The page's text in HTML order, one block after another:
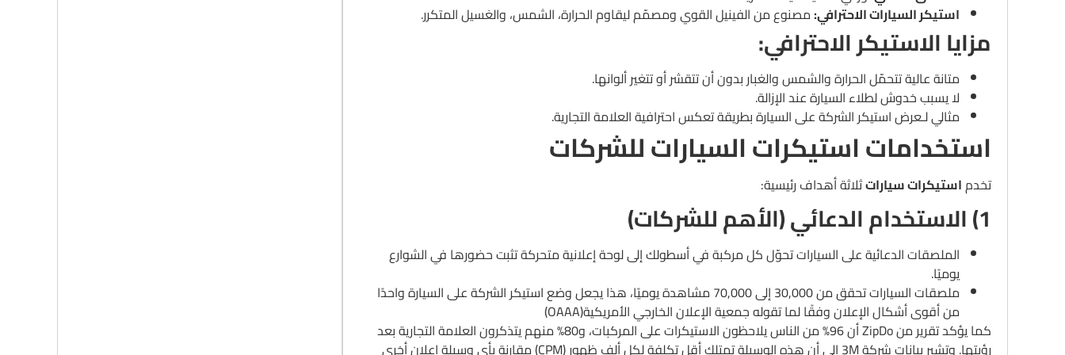
استيكر السيارات الاحترافي:مصنوع من الفينيل القوي ومصمّم ليقاوم الحرارة، الشمس، والغسيل المتكرر.
مزايا الاستيكر الاحترافي:
متانة عالية تتحمّل الحرارة والشمس والغبار بدون أن تتقشر أو تتغير ألوانها.
لا يسبب خدوش لطلاء السيارة عند الإزالة.
مثالي لـعرض استيكر الشركة على السيارة بطريقة تعكس احترافية العلامة التجارية.
استخدامات استيكرات السيارات للشركات
تخدماستيكرات سياراتثلاثة أهداف رئيسية:
1) الاستخدام الدعائي (الأهم للشركات)
الملصقات الدعائية على السيارات تحوّل كل مركبة في أسطولك إلى لوحة إعلانية متحركة تثبت حضورها في الشوارع
يوميًا.
ملصقات السيارات تحقق من 30,000 إلى 70,000 مشاهدة يوميًا، هذا يجعل وضع استيكر الشركة على السيارة واحدًا
من أقوى أشكال الإعلان وفقًا لما تقوله جمعية الإعلان الخارجي الأمريكية(OAAA)
كما يؤكد تقرير من ZipDo أن 96% من الناس يلاحظون الاستيكرات على المركبات، و80% منهم يتذكرون العلامة التجارية بعد
رؤيتها. وتشير بيانات شركة 3M إلى أن هذه الوسيلة تمتلك أقل تكلفة لكل ألف ظهور (CPM) مقارنة بأي وسيلة إعلان أخرى